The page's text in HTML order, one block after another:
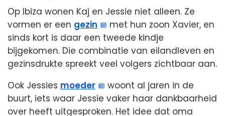
Op Ibiza wonen Kaj en Jessie niet alleen. Ze
vormen er een gezin
met hun zoon Xavier, en
sinds kort is daar een tweede kindje
bijgekomen. Die combinatie van eilandleven en
gezinsdrukte spreekt veel volgers zichtbaar aan.
Ook Jessies moeder
woont al jaren in de
buurt, iets waar Jessie vaker haar dankbaarheid
over heeft uitgesproken. Het idee dat oma